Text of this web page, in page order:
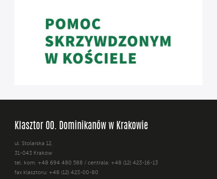
Klasztor OO. Dominikanów w Krakowie
ul. Stolarska 12,
31-043 Kraków
tel. kom. +48 694 480 588 / centrala: +48 (12) 423-16-13
fax klasztoru: +48 (12) 423-00-80